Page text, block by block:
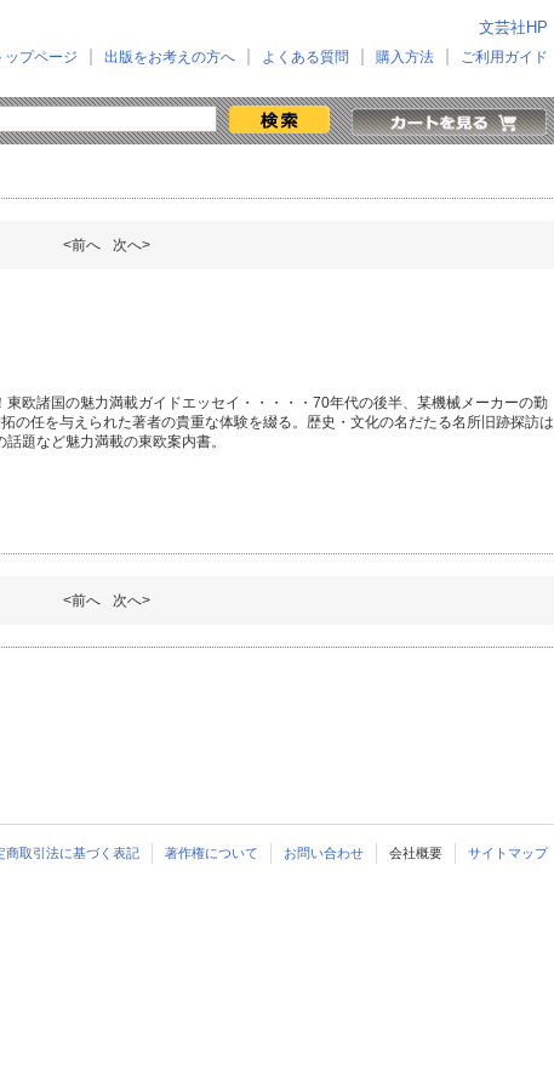
文芸社HP
ップページ 出版をお考えの方へ よくある質問 購入方法 ご利用ガイド
<前へ 次へ>
欧諸国の魅力満載ガイドエッセイ・・・・・70年代の後半、某機械メーカーの勤
の任を与えられた著者の貴重な体験を綴る。歴史・文化の名だたる名所旧跡探訪は
題など魅力満載の東欧案内書。
<前へ 次へ>
商取引法に基づく表記 著作権について お問い合わせ 会社概要 サイトマップ